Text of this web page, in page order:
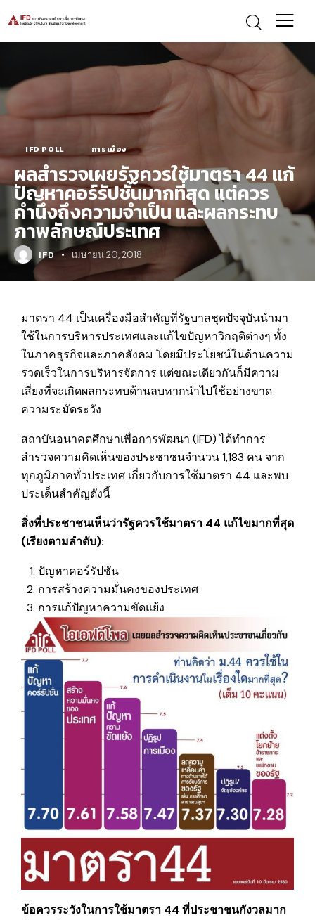
IFD POLL การเมือง
ผลสำรวจเผยรัฐควรใช้มาตรา 44 แก้
ปัญหาคอร์รัปชั่นมากที่สุด แต่ควร
คำนึงถึงความจำเป็น และผลกระทบ
ภาพลักษณ์ประเทศ
IFD เมษายน 20, 2018
มาตรา 44 เป็นเครื่องมือสำคัญที่รัฐบาลชุดปัจจุบันนำมา
ใช้ในการบริหารประเทศและแก้ไขปัญหาวิกฤติต่างๆ ทั้ง
ในภาคธุรกิจและภาคสังคม โดยมีประโยชน์ในด้านความ
รวดเร็วในการบริหารจัดการ แต่ขณะเดียวกันก็มีความ
เสี่ยงที่จะเกิดผลกระทบด้านลบหากนำไปใช้อย่างขาด
ความระมัดระวัง
สถาบันอนาคตศึกษาเพื่อการพัฒนา (IFD) ได้ทำการ
สำรวจความคิดเห็นของประชาชนจำนวน 1,183 คน จาก
ทุกภูมิภาคทั่วประเทศ เกี่ยวกับการใช้มาตรา 44 และพบ
ประเด็นสำคัญดังนี้
สิ่งที่ประชาชนเห็นว่ารัฐควรใช้มาตรา 44 แก้ไขมากที่สุด
(เรียงตามลำดับ):
ปัญหาคอร์รัปชัน
การสร้างความมั่นคงของประเทศ
การแก้ปัญหาความขัดแย้ง
ข้อควรระวังในการใช้มาตรา 44 ที่ประชาชนกังวลมาก